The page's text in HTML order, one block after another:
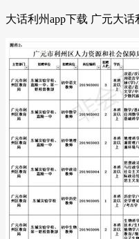
大话利州app下载 广元大